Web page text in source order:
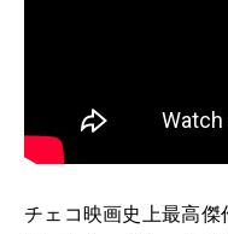
チェコ映画史上最高